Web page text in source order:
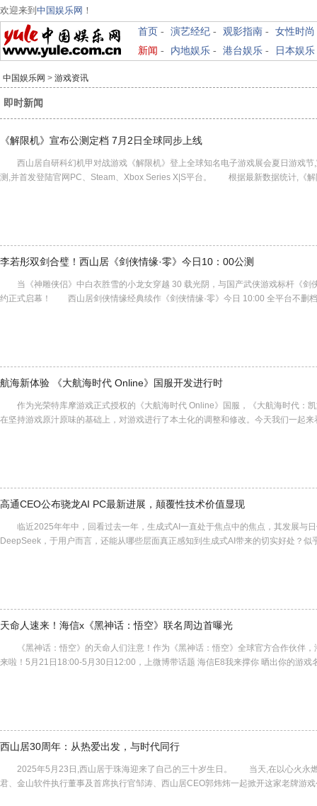
欢迎来到 中国娱乐网 ！
首页 - 演艺经纪 - 观影指南 - 女性时尚
新闻 - 内地娱乐 - 港台娱乐 - 日本娱乐
中国娱乐网 > 游戏资讯
即时新闻
《解限机》宣布公测定档 7月2日全球同步上线
西山居自研科幻机甲对战游戏《解限机》登上全球知名电子游戏展会夏日游戏节
测,并首发登陆官网PC、Steam、Xbox Series X|S平台。 根据最新数据统计,《解
李若彤双剑合璧！西山居《剑侠情缘·零》今日10：00公测
当《神雕侠侣》中白衣胜雪的小龙女穿越 30 载光阴，与国产武侠游戏标杆《剑
约正式启幕！ 西山居剑侠情缘经典续作《剑侠情缘·零》今日 10:00 全平台不删
航海新体验 《大航海时代 Online》国服开发进行时
作为光荣特库摩游戏正式授权的《大航海时代 Online》国服，《大航海时代：
在坚持游戏原汁原味的基础上，对游戏进行了本土化的调整和修改。今天我们一起
高通CEO公布骁龙AI PC最新进展，颠覆性技术价值显现
临近2025年年中，回看过去一年，生成式AI一直处于焦点中的焦点，其发展与日
DeepSeek，于用户而言，还能从哪些层面真正感知到生成式AI带来的切实好处
天命人速来！海信x《黑神话：悟空》联名周边首曝光
《黑神话：悟空》的天命人们注意！作为《黑神话：悟空》全球官方合作伙伴，
来啦！5月21日18:00-5月30日12:00，上微博带话题 海信E8我来撑你 晒出你的游戏
西山居30周年：从热爱出发，与时代同行
2025年5月23日,西山居于珠海迎来了自己的三十岁生日。 当天,在以心火永燃
君、金山软件执行董事及首席执行官邹涛、西山居CEO郭炜炜一起掀开这家老牌